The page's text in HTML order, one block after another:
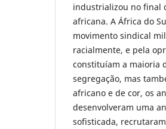
industrializou no final
africana. A África do
movimento sindical
racialmente, e pela
constituíam a maioria
segregação, mas
africano e de cor, os
desenvolveram uma
sofisticada,